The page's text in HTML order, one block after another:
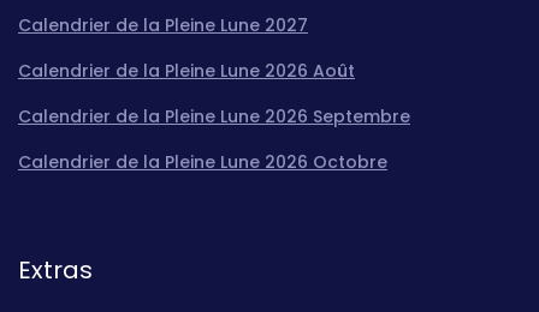
Calendrier de la Pleine Lune 2027
Calendrier de la Pleine Lune 2026 Août
Calendrier de la Pleine Lune 2026 Septembre
Calendrier de la Pleine Lune 2026 Octobre
Extras